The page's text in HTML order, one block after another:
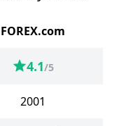
FOREX.com
4.1/5
2001